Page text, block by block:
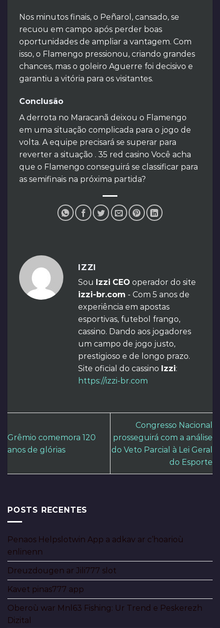
Nos minutos finais, o Peñarol, cansado, se
recuou em campo após perder boas
oportunidades de ampliar a vantagem. Com
isso, o Flamengo pressionou, criando grandes
chances, mas o goleiro Aguerre foi decisivo e
garantiu a vitória para os visitantes.
Conclusão
A derrota no Maracanã deixou o Flamengo
em uma situação complicada para o jogo de
volta. A equipe precisará se superar para
reverter a situação . 35 red casino Você acha
que o Flamengo conseguirá se classificar para
as semifinais na próxima partida?
IZZI
Sou Izzi CEO operador do site
izzi-br.com - Com 5 anos de
experiência em apostas
esportivas, futebol frango,
cassino. Dando aos jogadores
um campo de jogo justo,
prestigioso e de longo prazo.
Site oficial do cassino Izzi:
https://izzi-br.com
Grêmio comemora 120
anos de glórias
Congresso Nacional
prosseguirá com a análise
do Veto Parcial à Lei Geral
do Esporte
POSTS RECENTES
Penaos Helpslotwin App a adkav ar c’hoarioù
enlinenn
Dreuzdougen ar Jili777 slot
Kavet pinas777 app
Oberoù war Mnl63 Fishing: Ur Trend e Peskerezh
Dizital